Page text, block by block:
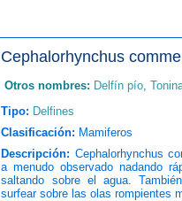
Cephalorhynchus
Otros nombres: Delfín pío,
Tipo: Delfines
Clasificación: Mamiferos
Descripción: Cephalorhynchus
a menudo observado nadando
saltando sobre el agua.
surfear sobre las olas rompientes